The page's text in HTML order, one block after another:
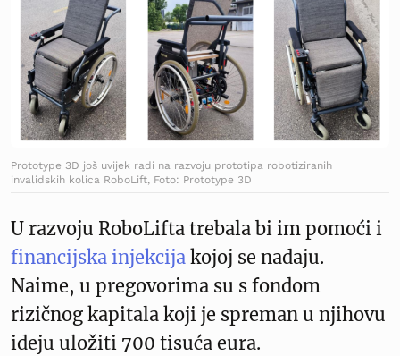
Prototype 3D još uvijek radi na razvoju prototipa robotiziranih
invalidskih kolica RoboLift, Foto: Prototype 3D
U razvoju RoboLifta trebala bi im pomoći i
financijska injekcija kojoj se nadaju.
Naime, u pregovorima su s fondom
rizičnog kapitala koji je spreman u njihovu
ideju uložiti 700 tisuća eura.